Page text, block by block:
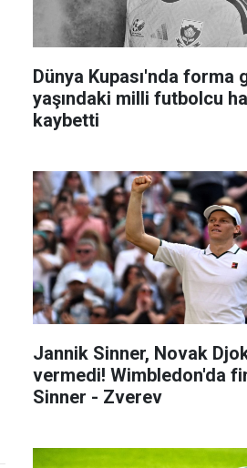
Dünya Kupası'nda forma
yaşındaki milli futbolcu
kaybetti
Jannik Sinner, Novak
vermedi! Wimbledon'da
Sinner - Zverev